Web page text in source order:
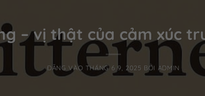
– vị thật của cảm xúc
ĐĂNG VÀO THÁNG 6 9, 2025 BỞI ADMIN